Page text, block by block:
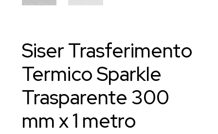
Siser Trasferimento
Termico Sparkle
Trasparente 300
mm x 1 metro